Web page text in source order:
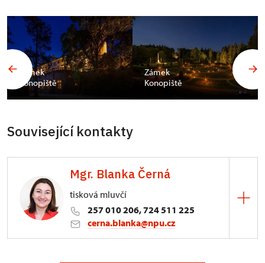
Zámek
Konopiště
Zámek
Konopiště
Související kontakty
Mgr. Blanka Černá
tisková mluvčí
257 010 206, 724 511 225
cerna.blanka@npu.cz